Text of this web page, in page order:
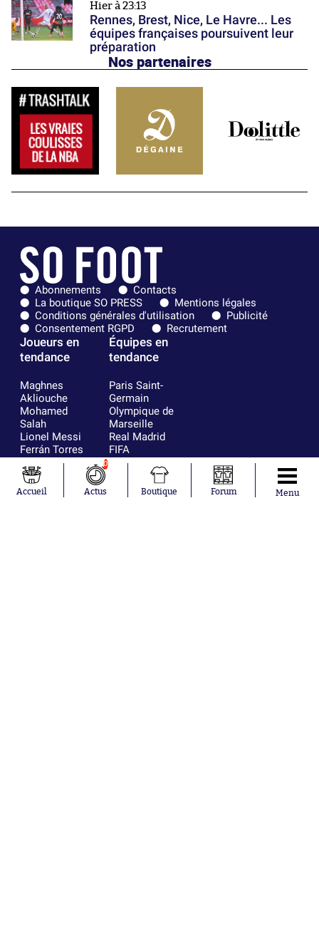
Hier à 23:13
Rennes, Brest, Nice, Le Havre... Les
équipes françaises poursuivent leur
préparation
Nos partenaires
Abonnements
Contacts
La boutique SO PRESS
Mentions légales
Conditions générales d'utilisation
Publicité
Consentement RGPD
Recrutement
Joueurs en
tendance
Maghnes
Akliouche
Mohamed
Salah
Lionel Messi
Ferrán Torres
Kilian Corredor
Franco
Mastantuono
Orel Mangala
Équipes en
tendance
Paris Saint-
Germain
Olympique de
Marseille
Real Madrid
FIFA
Olympique
AS Monaco
FC Barcelone
Accueil
0
Actus Boutique Forum Menu